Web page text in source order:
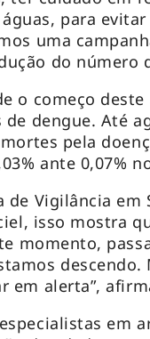
para
uma
do número
o começo
de dengue. Até
pela
ante 0,07%
de Vigilância em
isso mostra
momento,
descendo.
em alerta”,
em